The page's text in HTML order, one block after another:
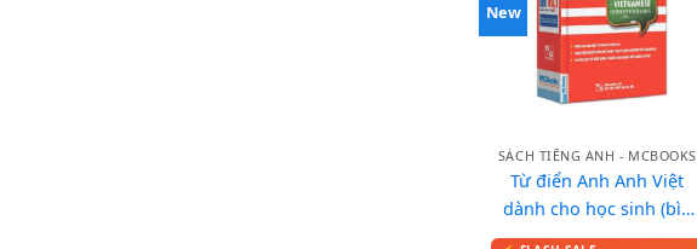
New
SÁCH TIẾNG ANH - MCBOOKS
Từ điển Anh Anh Việt
dành cho học sinh (bìa
xanh đỏ)